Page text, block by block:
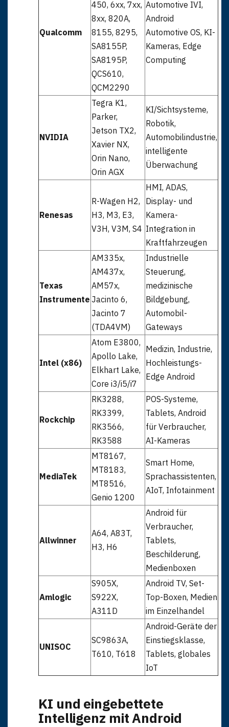
MediTUX-RT - Echtzeit-OS-Plattform
Qualcomm
450, 6xx, 7xx,
8xx, 820A,
8155, 8295,
SA8155P,
SA8195P,
QCS610,
QCM2290
Automotive IVI,
Android
Automotive OS, KI-
Kameras, Edge
Computing
NVIDIA
Tegra K1,
Parker,
Jetson TX2,
Xavier NX,
Orin Nano,
Orin AGX
KI/Sichtsysteme,
Robotik,
Automobilindustrie,
intelligente
Überwachung
Renesas
R-Wagen H2,
H3, M3, E3,
V3H, V3M, S4
HMI, ADAS,
Display- und
Kamera-
Integration in
Kraftfahrzeugen
Texas
Instrumente
AM335x,
AM437x,
AM57x,
Jacinto 6,
Jacinto 7
(TDA4VM)
Industrielle
Steuerung,
medizinische
Bildgebung,
Automobil-
Gateways
Intel (x86)
Atom E3800,
Apollo Lake,
Elkhart Lake,
Core i3/i5/i7
Medizin, Industrie,
Hochleistungs-
Edge Android
Rockchip
RK3288,
RK3399,
RK3566,
RK3588
POS-Systeme,
Tablets, Android
für Verbraucher,
AI-Kameras
MediaTek
MT8167,
MT8183,
MT8516,
Genio 1200
Smart Home,
Sprachassistenten,
AIoT, Infotainment
Allwinner
A64, A83T,
H3, H6
Android für
Verbraucher,
Tablets,
Beschilderung,
Medienboxen
Amlogic
S905X,
S922X,
A311D
Android TV, Set-
Top-Boxen, Medien
im Einzelhandel
UNISOC
SC9863A,
T610, T618
Android-Geräte der
Einstiegsklasse,
Tablets, globales
IoT
KI und eingebettete
Intelligenz mit Android